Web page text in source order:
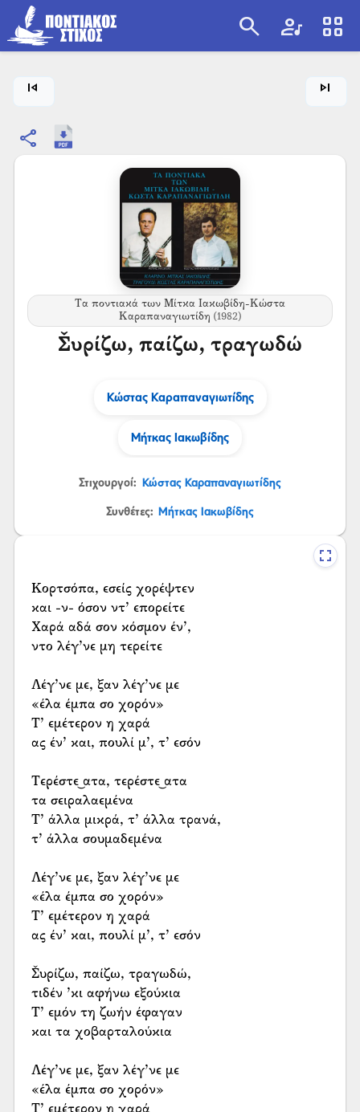
search artist view_cozy
skip_previous skip_next
share
Τα ποντιακά των Μίτκα Ιακωβίδη-Κώστα
Καραπαναγιωτίδη (1982)
Σ̌υρίζω, παίζω, τραγωδώ
Κώστας Καραπαναγιωτίδης
Μήτκας Ιακωβίδης
Στιχουργοί: Κώστας Καραπαναγιωτίδης
Συνθέτες: Μήτκας Ιακωβίδης
Κορτσόπα, εσείς χορέψτεν
και -ν- όσον ντ’ επορείτε
Χαρά αδά σον κόσμον έν’,
ντο λέγ’νε μη τερείτε
Λέγ’νε με, ξαν λέγ’νε με
«έλα έμπα σο χορόν»
Τ’ εμέτερον η χαρά
ας έν’ και, πουλί μ’, τ’ εσόν
Τερέστε͜ ατα, τερέστε͜ ατα
τα σειραλαεμένα
Τ’ άλλα μικρά, τ’ άλλα τρανά,
τ’ άλλα σουμαδεμένα
Λέγ’νε με, ξαν λέγ’νε με
«έλα έμπα σο χορόν»
Τ’ εμέτερον η χαρά
ας έν’ και, πουλί μ’, τ’ εσόν
Σ̌υρίζω, παίζω, τραγωδώ,
τιδέν ’κι αφήνω εξούκια
Τ’ εμόν τη ζωήν έφαγαν
και τα χοβαρταλούκια
Λέγ’νε με, ξαν λέγ’νε με
«έλα έμπα σο χορόν»